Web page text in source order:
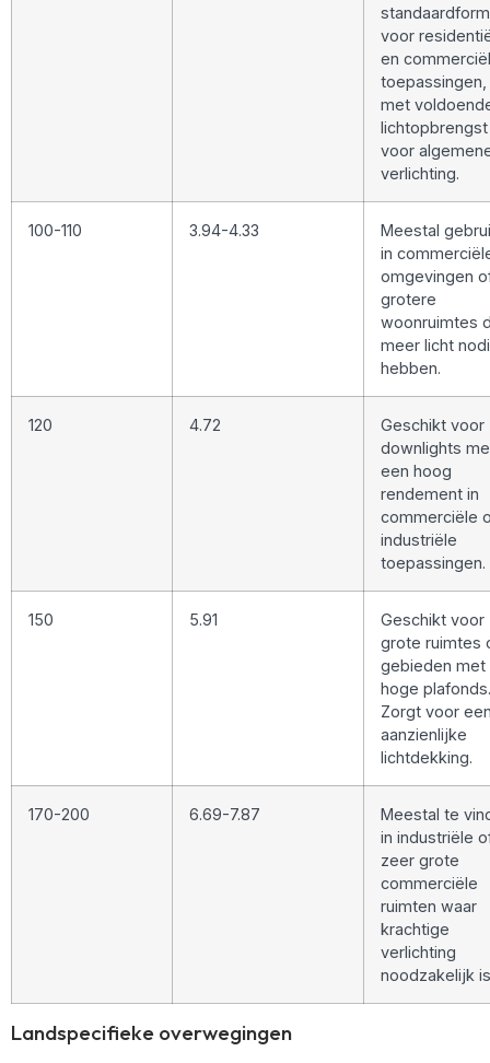
voor
en
toepassingen,
met
lichtopbrengst
voor
verlichting.
100-110 3.94-4.33
Meestal
in
omgevingen
grotere
woonruimtes
meer licht
hebben.
120 4.72
Geschikt voor
downlights
een hoog
rendement in
commerciële
industriële
toepassingen.
150 5.91
Geschikt voor
grote ruimtes
gebieden met
hoge plafonds.
Zorgt voor
aanzienlijke
lichtdekking.
170-200 6.69-7.87
Meestal te
in industriële
zeer grote
commerciële
ruimten waar
krachtige
verlichting
noodzakelijk
Landspecifieke overwegingen